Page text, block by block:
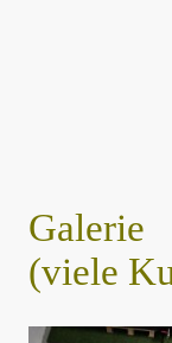
Galerie
(viele